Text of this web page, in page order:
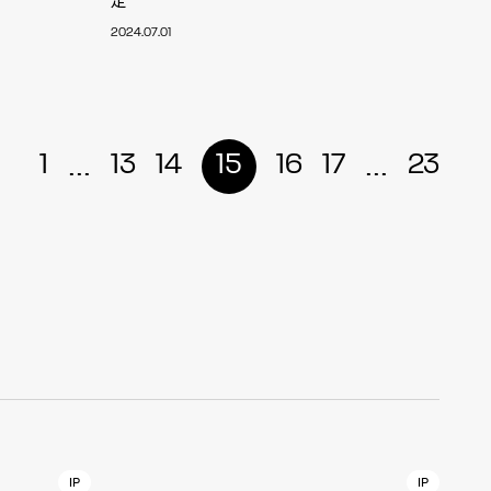
2024.07.01
1 ... 13 14 15 16 17 ... 23
IP IP